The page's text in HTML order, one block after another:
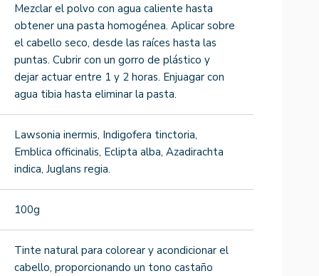
Mezclar el polvo con agua caliente hasta
obtener una pasta homogénea. Aplicar sobre
el cabello seco, desde las raíces hasta las
puntas. Cubrir con un gorro de plástico y
dejar actuar entre 1 y 2 horas. Enjuagar con
agua tibia hasta eliminar la pasta.
Lawsonia inermis, Indigofera tinctoria,
Emblica officinalis, Eclipta alba, Azadirachta
indica, Juglans regia.
100g
Tinte natural para colorear y acondicionar el
cabello, proporcionando un tono castaño